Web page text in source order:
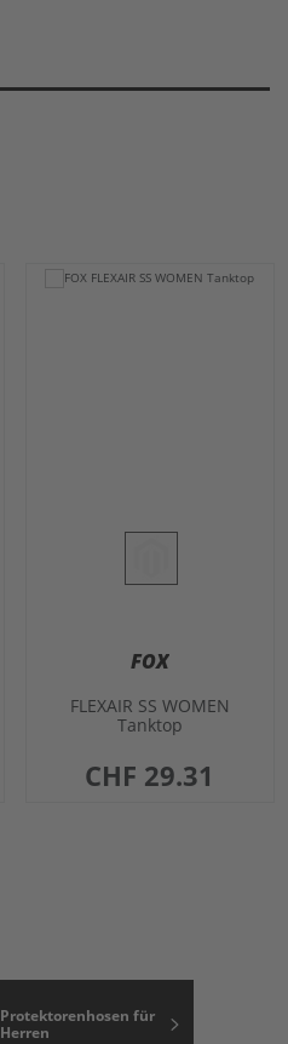
FOX
FLEXAIR SS WOMEN
Tanktop
CHF 29.31
Protektorenhosen für
Herren